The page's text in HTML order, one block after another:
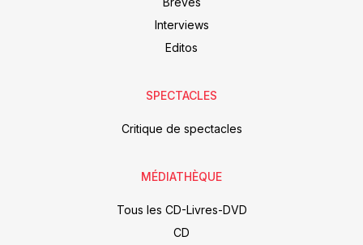
Interviews
Editos
SPECTACLES
Critique de spectacles
MÉDIATHÈQUE
Tous les CD-Livres-DVD
CD